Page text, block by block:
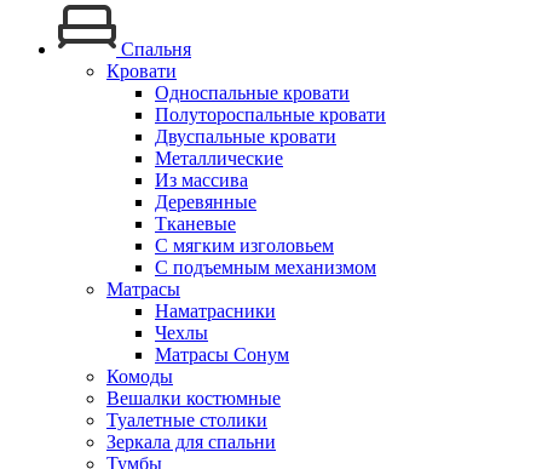
Спальня
Кровати
Односпальные кровати
Полутороспальные кровати
Двуспальные кровати
Металлические
Из массива
Деревянные
Тканевые
С мягким изголовьем
С подъемным механизмом
Матрасы
Наматрасники
Чехлы
Матрасы Сонум
Комоды
Вешалки костюмные
Туалетные столики
Зеркала для спальни
Тумбы